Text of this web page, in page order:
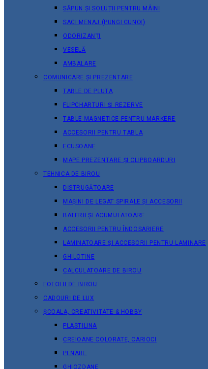
SĂPUN ȘI SOLUȚII PENTRU MÂINI
SACI MENAJ (PUNGI GUNOI)
ODORIZANȚI
VESELĂ
AMBALARE
COMUNICARE ȘI PREZENTARE
TABLE DE PLUTA
FLIPCHARTURI ȘI REZERVE
TABLE MAGNETICE PENTRU MARKERE
ACCESORII PENTRU TABLA
ECUSOANE
MAPE PREZENTARE ȘI CLIPBOARDURI
TEHNICA DE BIROU
DISTRUGĂTOARE
MAȘINI DE LEGAT SPIRALE ȘI ACCESORII
BATERII ȘI ACUMULATOARE
ACCESORII PENTRU ÎNDOSARIERE
LAMINATOARE ȘI ACCESORII PENTRU LAMINARE
GHILOTINE
CALCULATOARE DE BIROU
FOTOLII DE BIROU
CADOURI DE LUX
ȘCOALA, CREATIVITATE & HOBBY
PLASTILINA
CREIOANE COLORATE, CARIOCI
PENARE
GHIOZDANE